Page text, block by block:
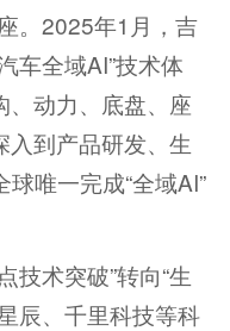
。2025年1月，吉
车全域AI”技术体
、动力、底盘、座
到产品研发、生
唯一完成“全域AI”
术突破”转向“生
辰、千里科技等科